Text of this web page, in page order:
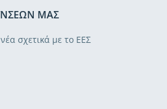
ΜΑΣ
σχετικά με το ΕΕΣ